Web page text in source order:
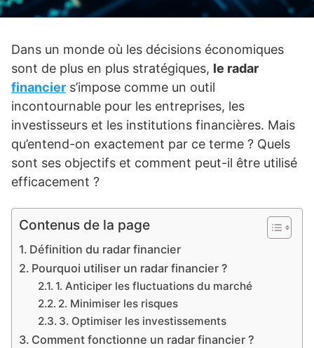
Dans un monde où les décisions économiques
sont de plus en plus stratégiques, le radar
financier s’impose comme un outil
incontournable pour les entreprises, les
investisseurs et les institutions financières. Mais
qu’entend-on exactement par ce terme ? Quels
sont ses objectifs et comment peut-il être utilisé
efficacement ?
Contenus de la page
Définition du radar financier
Pourquoi utiliser un radar financier ?
1. Anticiper les fluctuations du marché
2. Minimiser les risques
3. Optimiser les investissements
Comment fonctionne un radar financier ?